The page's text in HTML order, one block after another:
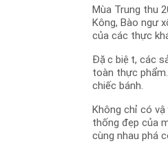
Mùa Trung thu
Kông, Bào ngư
của các thực
Đặc biệt, các
toàn thực
chiếc bánh.
Không chỉ có
thống đẹp của
cùng nhau phá